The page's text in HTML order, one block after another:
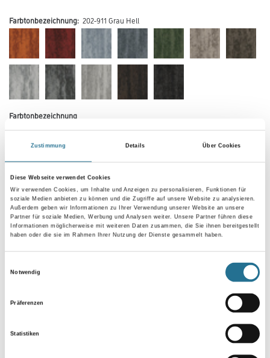
Zustimmung Details Über Cookies
Diese Webseite verwendet Cookies
Wir verwenden Cookies, um Inhalte und Anzeigen zu personalisieren, Funktionen für
soziale Medien anbieten zu können und die Zugriffe auf unsere Website zu analysieren.
Außerdem geben wir Informationen zu Ihrer Verwendung unserer Website an unsere
Partner für soziale Medien, Werbung und Analysen weiter. Unsere Partner führen diese
Informationen möglicherweise mit weiteren Daten zusammen, die Sie ihnen bereitgestellt
haben oder die sie im Rahmen Ihrer Nutzung der Dienste gesammelt haben.
Notwendig
Präferenzen
Statistiken
Verarbeitung Bodenbelag
Farbtonbezeichnung: 202-911 Grau Hell
Farbtonbezeichnung
Länge in centimeter
Gebinde